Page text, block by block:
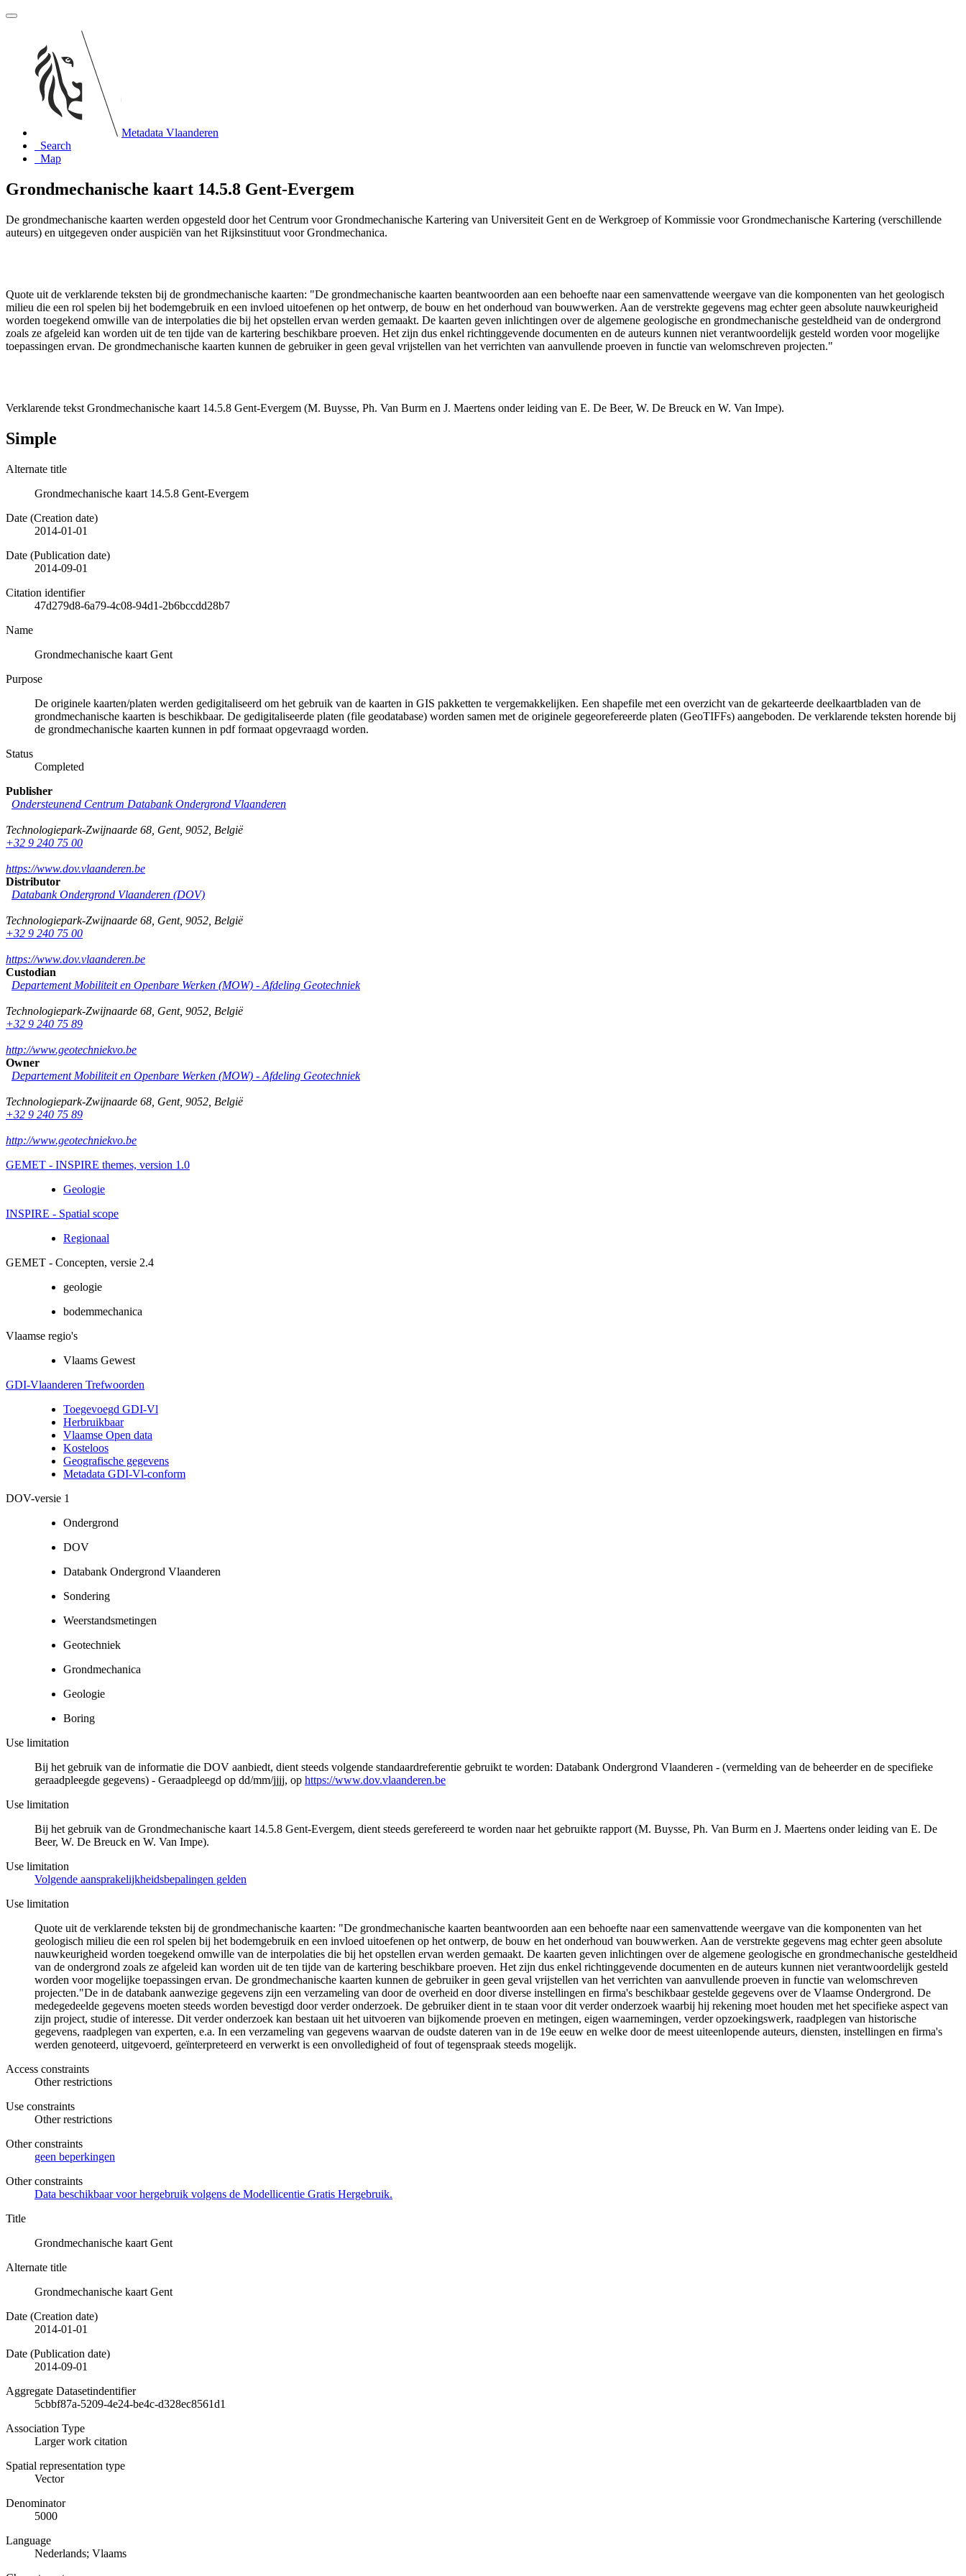
Metadata Vlaanderen
Search
Map
Grondmechanische kaart 14.5.8 Gent-Evergem
De grondmechanische kaarten werden opgesteld door het Centrum voor Grondmechanische Kartering van Universiteit Gent en de Werkgroep of Kommissie voor Grondmechanische Kartering (verschillende
auteurs) en uitgegeven onder auspiciën van het Rijksinstituut voor Grondmechanica.
Quote uit de verklarende teksten bij de grondmechanische kaarten: "De grondmechanische kaarten beantwoorden aan een behoefte naar een samenvattende weergave van die komponenten van het geologisch
milieu die een rol spelen bij het bodemgebruik en een invloed uitoefenen op het ontwerp, de bouw en het onderhoud van bouwwerken. Aan de verstrekte gegevens mag echter geen absolute nauwkeurigheid
worden toegekend omwille van de interpolaties die bij het opstellen ervan werden gemaakt. De kaarten geven inlichtingen over de algemene geologische en grondmechanische gesteldheid van de ondergrond
zoals ze afgeleid kan worden uit de ten tijde van de kartering beschikbare proeven. Het zijn dus enkel richtinggevende documenten en de auteurs kunnen niet verantwoordelijk gesteld worden voor mogelijke
toepassingen ervan. De grondmechanische kaarten kunnen de gebruiker in geen geval vrijstellen van het verrichten van aanvullende proeven in functie van welomschreven projecten."
Verklarende tekst Grondmechanische kaart 14.5.8 Gent-Evergem (M. Buysse, Ph. Van Burm en J. Maertens onder leiding van E. De Beer, W. De Breuck en W. Van Impe).
Simple
Alternate title
Grondmechanische kaart 14.5.8 Gent-Evergem
Date (Creation date)
2014-01-01
Date (Publication date)
2014-09-01
Citation identifier
47d279d8-6a79-4c08-94d1-2b6bccdd28b7
Name
Grondmechanische kaart Gent
Purpose
De originele kaarten/platen werden gedigitaliseerd om het gebruik van de kaarten in GIS pakketten te vergemakkelijken. Een shapefile met een overzicht van de gekarteerde deelkaartbladen van de
grondmechanische kaarten is beschikbaar. De gedigitaliseerde platen (file geodatabase) worden samen met de originele gegeorefereerde platen (GeoTIFFs) aangeboden. De verklarende teksten horende bij
de grondmechanische kaarten kunnen in pdf formaat opgevraagd worden.
Status
Completed
Publisher
Ondersteunend Centrum Databank Ondergrond Vlaanderen
Technologiepark-Zwijnaarde 68 Gent, 9052 België
+32 9 240 75 00
https://www.dov.vlaanderen.be
Distributor
Databank Ondergrond Vlaanderen (DOV)
Technologiepark-Zwijnaarde 68 Gent, 9052 België
+32 9 240 75 00
https://www.dov.vlaanderen.be
Custodian
Departement Mobiliteit en Openbare Werken (MOW) - Afdeling Geotechniek
Technologiepark-Zwijnaarde 68 Gent, 9052 België
+32 9 240 75 89
http://www.geotechniekvo.be
Owner
Departement Mobiliteit en Openbare Werken (MOW) - Afdeling Geotechniek
Technologiepark-Zwijnaarde 68 Gent, 9052 België
+32 9 240 75 89
http://www.geotechniekvo.be
GEMET - INSPIRE themes, version 1.0
Geologie
INSPIRE - Spatial scope
Regionaal
GEMET - Concepten, versie 2.4
geologie
bodemmechanica
Vlaamse regio's
Vlaams Gewest
GDI-Vlaanderen Trefwoorden
Toegevoegd GDI-Vl
Herbruikbaar
Vlaamse Open data
Kosteloos
Geografische gegevens
Metadata GDI-Vl-conform
DOV-versie 1
Ondergrond
DOV
Databank Ondergrond Vlaanderen
Sondering
Weerstandsmetingen
Geotechniek
Grondmechanica
Geologie
Boring
Use limitation
Bij het gebruik van de informatie die DOV aanbiedt, dient steeds volgende standaardreferentie gebruikt te worden: Databank Ondergrond Vlaanderen - (vermelding van de beheerder en de specifieke
geraadpleegde gegevens) - Geraadpleegd op dd/mm/jjjj, op https://www.dov.vlaanderen.be
Use limitation
Bij het gebruik van de Grondmechanische kaart 14.5.8 Gent-Evergem, dient steeds gerefereerd te worden naar het gebruikte rapport (M. Buysse, Ph. Van Burm en J. Maertens onder leiding van E. De
Beer, W. De Breuck en W. Van Impe).
Use limitation
Volgende aansprakelijkheidsbepalingen gelden
Use limitation
Quote uit de verklarende teksten bij de grondmechanische kaarten: "De grondmechanische kaarten beantwoorden aan een behoefte naar een samenvattende weergave van die komponenten van het
geologisch milieu die een rol spelen bij het bodemgebruik en een invloed uitoefenen op het ontwerp, de bouw en het onderhoud van bouwwerken. Aan de verstrekte gegevens mag echter geen absolute
nauwkeurigheid worden toegekend omwille van de interpolaties die bij het opstellen ervan werden gemaakt. De kaarten geven inlichtingen over de algemene geologische en grondmechanische gesteldheid
van de ondergrond zoals ze afgeleid kan worden uit de ten tijde van de kartering beschikbare proeven. Het zijn dus enkel richtinggevende documenten en de auteurs kunnen niet verantwoordelijk gesteld
worden voor mogelijke toepassingen ervan. De grondmechanische kaarten kunnen de gebruiker in geen geval vrijstellen van het verrichten van aanvullende proeven in functie van welomschreven
projecten."De in de databank aanwezige gegevens zijn een verzameling van door de overheid en door diverse instellingen en firma's beschikbaar gestelde gegevens over de Vlaamse Ondergrond. De
medegedeelde gegevens moeten steeds worden bevestigd door verder onderzoek. De gebruiker dient in te staan voor dit verder onderzoek waarbij hij rekening moet houden met het specifieke aspect van
zijn project, studie of interesse. Dit verder onderzoek kan bestaan uit het uitvoeren van bijkomende proeven en metingen, eigen waarnemingen, verder opzoekingswerk, raadplegen van historische
gegevens, raadplegen van experten, e.a. In een verzameling van gegevens waarvan de oudste dateren van in de 19e eeuw en welke door de meest uiteenlopende auteurs, diensten, instellingen en firma's
werden genoteerd, uitgevoerd, geïnterpreteerd en verwerkt is een onvolledigheid of fout of tegenspraak steeds mogelijk.
Access constraints
Other restrictions
Use constraints
Other restrictions
Other constraints
geen beperkingen
Other constraints
Data beschikbaar voor hergebruik volgens de Modellicentie Gratis Hergebruik.
Title
Grondmechanische kaart Gent
Alternate title
Grondmechanische kaart Gent
Date (Creation date)
2014-01-01
Date (Publication date)
2014-09-01
Aggregate Datasetindentifier
5cbbf87a-5209-4e24-be4c-d328ec8561d1
Association Type
Larger work citation
Spatial representation type
Vector
Denominator
5000
Language
Nederlands; Vlaams